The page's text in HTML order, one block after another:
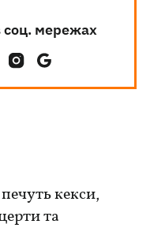
соц. мережах
кекси,
та